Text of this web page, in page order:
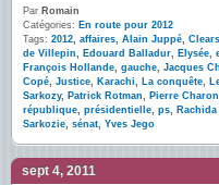
Par Romain
Catégories: En route pour 2012
Tags: 2012, affaires, Alain Juppé,
de Villepin, Edouard Balladur, Elysée,
François Hollande, gauche, Jacques
Copé, Justice, Karachi, La conquête,
Sarkozy, Patrick Rotman, Pierre Charon
république, présidentielle, ps, Rachida
Sarkozie, sénat, Yves Jego
sept 4, 2011